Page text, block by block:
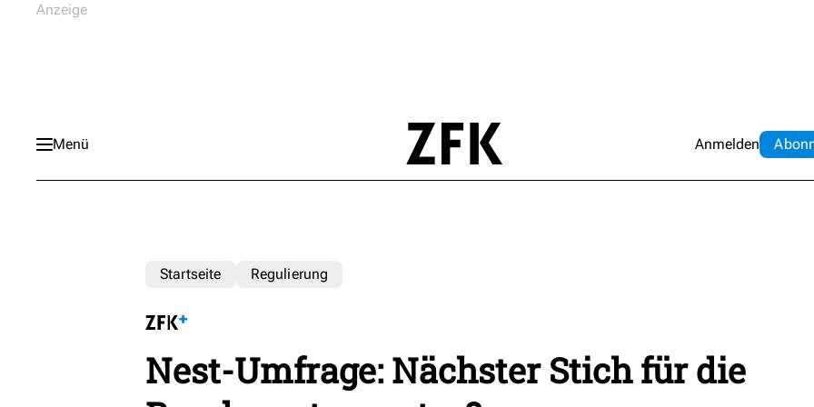
Menü Anmelden Abo
Startseite Regulierung
Nest-Umfrage: Nächster Stich für die